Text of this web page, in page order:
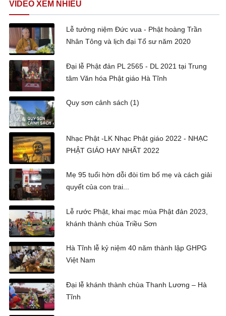
VIDEO XEM NHIỀU
Lễ tưởng niệm Đức vua - Phật hoàng Trần
Nhân Tông và lịch đại Tổ sư năm 2020
Đại lễ Phật đản PL 2565 - DL 2021 tại Trung
tâm Văn hóa Phật giáo Hà Tĩnh
Quy sơn cảnh sách (1)
Nhạc Phật -LK Nhạc Phật giáo 2022 - NHẠC
PHẬT GIÁO HAY NHẤT 2022
Mẹ 95 tuổi hờn dỗi đòi tìm bố mẹ và cách giải
quyết của con trai...
Lễ rước Phật, khai mạc mùa Phật đản 2023,
khánh thành chùa Triều Sơn
Hà Tĩnh lễ kỷ niệm 40 năm thành lập GHPG
Việt Nam
Đại lễ khánh thành chùa Thanh Lương – Hà
Tĩnh